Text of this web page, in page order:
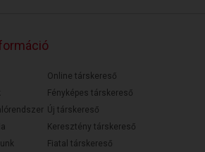
Online társkereső
Fényképes társkereső
Új társkereső
Keresztény társkereső
Fiatal társkereső